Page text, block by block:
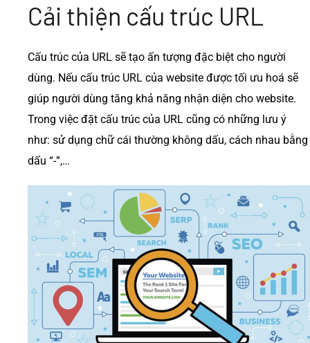
Cải thiện cấu trúc URL
Cấu trúc của URL sẽ tạo ấn tượng đặc biệt cho người
dùng. Nếu cấu trúc URL của website được tối ưu hoá sẽ
giúp người dùng tăng khả năng nhận diện cho website.
Trong việc đặt cấu trúc của URL cũng có những lưu ý
như: sử dụng chữ cái thường không dấu, cách nhau bằng
dấu “-”,…